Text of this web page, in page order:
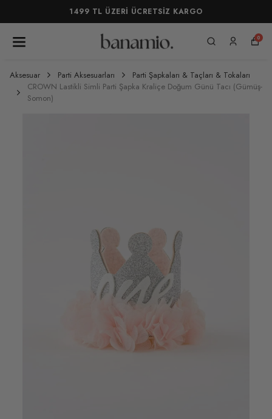
1499 TL ÜZERİ ÜCRETSİZ KARGO
0
Aksesuar Parti Aksesuarları
Parti Şapkaları & Taçları & Tokaları
CROWN Lastikli Simli Parti Şapka Kraliçe Doğum Günü Tacı (Gümüş-
Somon)